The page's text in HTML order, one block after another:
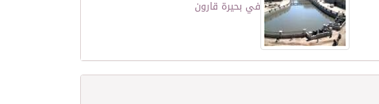
في بحيرة قارون